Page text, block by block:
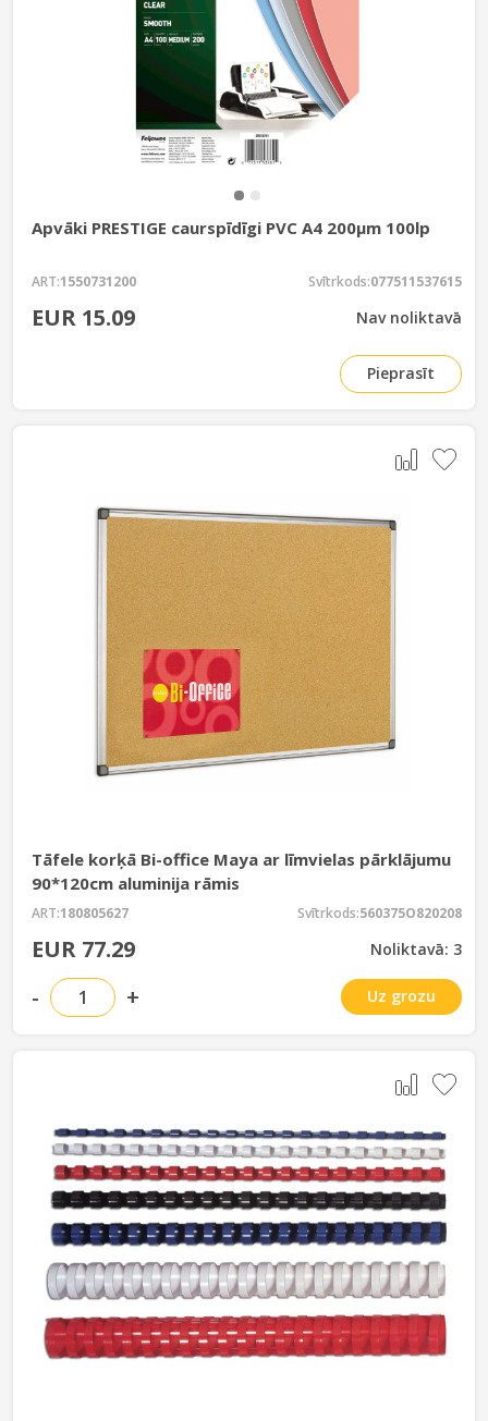
Apvāki PRESTIGE caurspīdīgi PVC A4 200µm 100lp
ART:1550731200 Svītrkods:077511537615
EUR 15.09 Nav noliktavā
Pieprasīt
Tāfele korķā Bi-office Maya ar līmvielas pārklājumu
90*120cm aluminija rāmis
ART:180805627 Svītrkods:560375O820208
EUR 77.29 Noliktavā: 3
- + Uz grozu